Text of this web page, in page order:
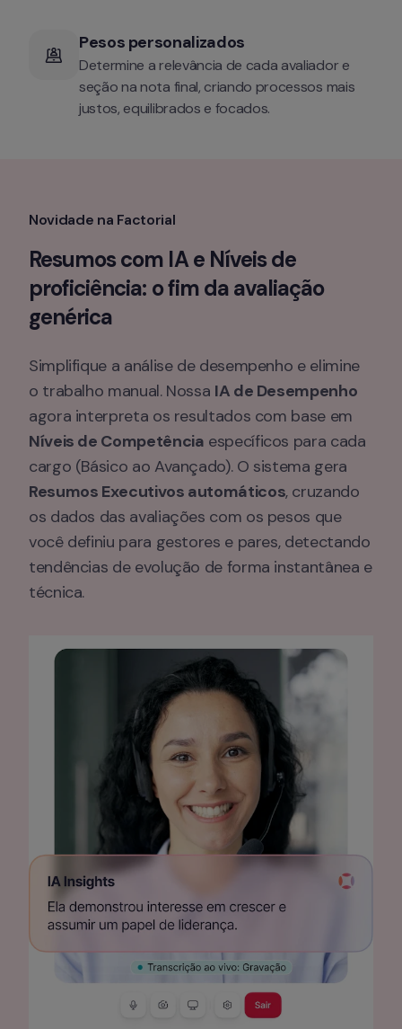
Pesos personalizados
Determine a relevância de cada avaliador e
seção na nota final, criando processos mais
justos, equilibrados e focados.
Novidade na Factorial
Resumos com IA e Níveis de
proficiência: o fim da avaliação
genérica
Simplifique a análise de desempenho e elimine
o trabalho manual. Nossa IA de Desempenho
Níveis de Competência específicos para cada
Resumos Executivos automáticos, cruzando
os dados das avaliações com os pesos que
você definiu para gestores e pares, detectando
tendências de evolução de forma instantânea e
técnica.